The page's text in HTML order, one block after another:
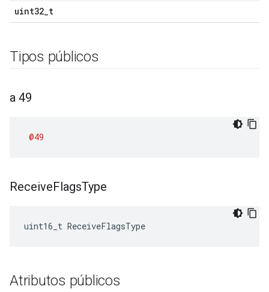
uint32_t
Tipos públicos
a 49
@49
ReceiveFlagsType
uint16_t ReceiveFlagsType
Atributos públicos